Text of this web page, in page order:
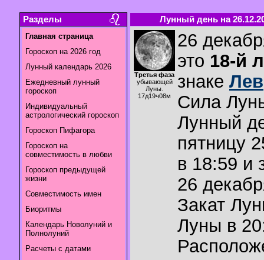
Разделы
Главная страница
Гороскоп на 2026 год
Лунный календарь 2026
Ежедневный лунный
гороскоп
Индивидуальный
астрологический гороскоп
Гороскоп Пифагора
Гороскоп на
совместимость в любви
Гороскоп предыдущей
жизни
Совместимость имен
Биоритмы
Календарь Новолуний и
Полнолуний
Расчеты с датами
Лунный день на
Третья фаза
убывающей
Луны.
17д19ч08м
26
это 18-й
знаке Лев
Сила
Лунный
пятницу
в 18:59 и
26
Закат
Луны в